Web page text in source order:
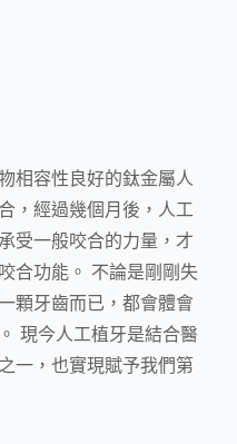
相容性良好的鈦金屬人
，經過幾個月後，人工
受一般咬合的力量，才
合功能。 不論是剛剛失
顆牙齒而已，都會體會
現今人工植牙是結合醫
一，也實現賦予我們第